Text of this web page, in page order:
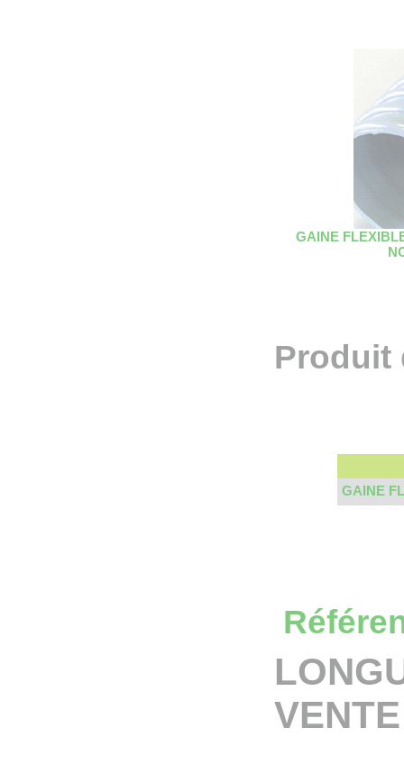
GAINE
Produit
GAINE